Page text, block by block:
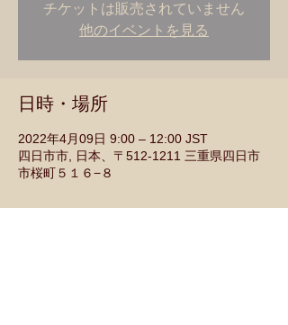
チケットは販売されていません
他のイベントを見る
日時・場所
2022年4月09日 9:00 – 12:00 JST
四日市市, 日本、〒512-1211 三重県四日市
市桜町５１６−８